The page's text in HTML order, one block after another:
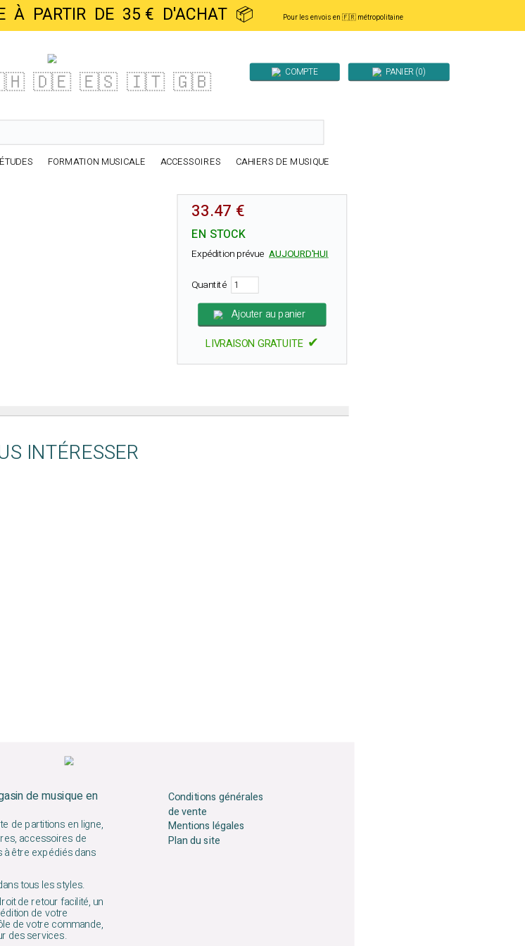
À PARTIR DE 35 € D'ACHAT 📦 Pour les envois en 🇫🇷 métropolitaine
🇩🇪 🇪🇸 🇮🇹 🇬🇧 COMPTE PANIER (0)
FORMATION MUSICALE ACCESSOIRES CAHIERS DE MUSIQUE
33.47 €
EN STOCK
Expédition prévue AUJOURD'HUI
Quantité
Ajouter au panier
LIVRAISON GRATUITE ✔
INTÉRESSER
de musique en
de partitions en ligne,
accessoires de
à être expédiés dans
tous les styles.
de retour facilité, un
de votre
de votre commande,
des services.
Conditions générales
de vente
Mentions légales
Plan du site